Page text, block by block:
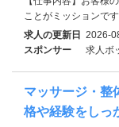
ことがミッションで
求人の更新日 2026-
スポンサー
求人ボ
マッサージ・整
格や経験をしっ